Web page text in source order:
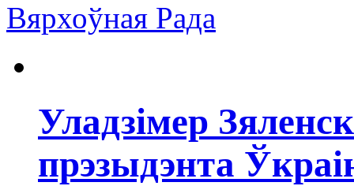
Вярхоўная Радa
Уладзімер
прэзыдэнта